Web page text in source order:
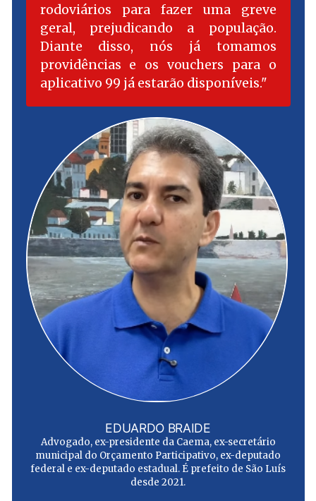
rodoviários para fazer uma greve
geral, prejudicando a população.
Diante disso, nós já tomamos
providências e os vouchers para o
aplicativo 99 já estarão disponíveis.
EDUARDO BRAIDE
Advogado, ex-presidente da Caema, ex-secretário
municipal do Orçamento Participativo, ex-deputado
federal e ex-deputado estadual. É prefeito de São Luís
desde 2021.